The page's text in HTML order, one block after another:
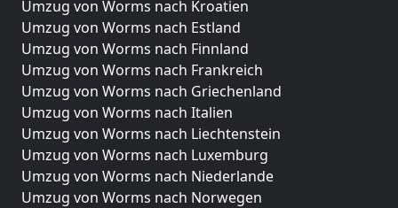
Umzug von Worms nach Kroatien
Umzug von Worms nach Estland
Umzug von Worms nach Finnland
Umzug von Worms nach Frankreich
Umzug von Worms nach Griechenland
Umzug von Worms nach Italien
Umzug von Worms nach Liechtenstein
Umzug von Worms nach Luxemburg
Umzug von Worms nach Niederlande
Umzug von Worms nach Norwegen